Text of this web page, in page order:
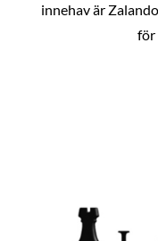
innehav är
för